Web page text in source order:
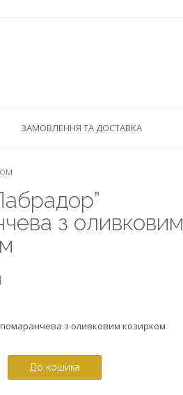
ЗАМОВЛЕННЯ ТА ДОСТАВКА
з оливковим
з оливковим козирком
До кошика